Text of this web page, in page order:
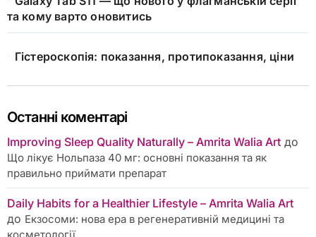
та кому варто оновитись
Гістероскопія: показання, протипоказання, ціни
Останні коментарі
Improving Sleep Quality Naturally – Amrita Walia Artдо
Що лікує Нольпаза 40 мг: основні показання та як
правильно приймати препарат
Daily Habits for a Healthier Lifestyle – Amrita Walia Art
до Екзосоми: нова ера в регенеративній медицині та